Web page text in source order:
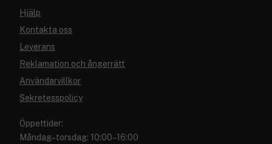
Hjälp
Kontakta oss
Leverans
Reklamation och ångerrätt
Användarvillkor
Sekretesspolicy
Öppettider:
Måndag–torsdag: 10:00–16:00